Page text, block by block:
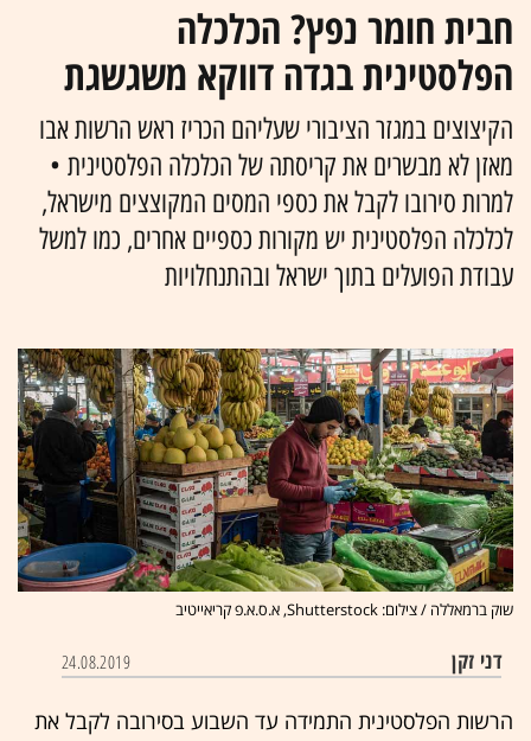
חבית חומר נפץ? הכלכלה
הפלסטינית בגדה דווקא משגשגת
הקיצוצים במגזר הציבורי שעליהם הכריז ראש הרשות אבו
מאזן לא מבשרים את קריסתה של הכלכלה הפלסטינית •
למרות סירובו לקבל את כספי המסים המקוצצים מישראל,
לכלכלה הפלסטינית יש מקורות כספיים אחרים, כמו למשל
עבודת הפועלים בתוך ישראל ובהתנחלויות
שוק ברמאללה / צילום: Shutterstock, א.ס.א.פ קריאייטיב
דני זקן 24.08.2019
הרשות הפלסטינית התמידה עד השבוע בסירובה לקבל את